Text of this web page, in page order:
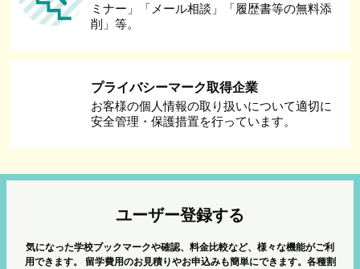
ミナー」「メール相談」「履歴書等の無料添
削」等。
プライバシーマーク取得企業
お客様の個人情報の取り扱いについて適切に
安全管理・保護措置を行っています。
ユーザー登録する
気になった学校ブックマークや確認、料金比較など、様々な機能がご利
用できます。
留学費用のお見積りやお申込みも簡単にできます。各種割